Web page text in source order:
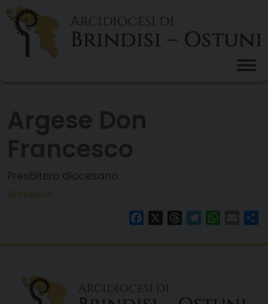
Skip
content
Presbitero diocesano
RESIDENZA:
FacebookThreadsTelegram Email